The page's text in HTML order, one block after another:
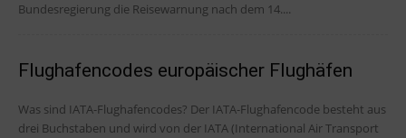
Bundesregierung die Reisewarnung nach dem 14....
Flughafencodes europäischer Flughäfen
Was sind IATA-Flughafencodes? Der IATA-Flughafencode besteht aus
drei Buchstaben und wird von der IATA (International Air Transport